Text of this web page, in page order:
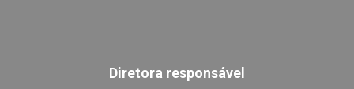
Diretora responsável